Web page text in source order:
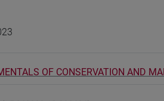
OF CONSERVATION AND